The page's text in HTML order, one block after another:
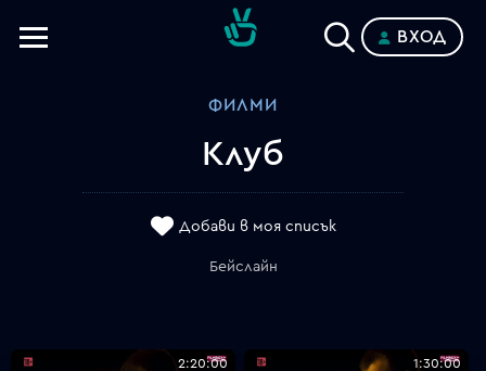
ВХОД
ФИЛМИ
Клуб
Добави в моя списък
Бейслайн
2:20:00 1:30:00